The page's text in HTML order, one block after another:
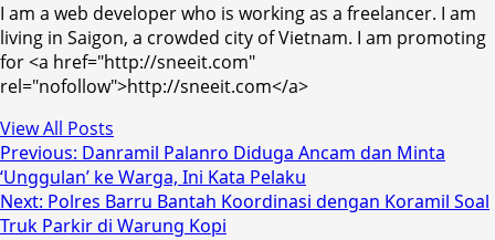
I am a web developer who is working as a freelancer. I am
living in Saigon, a crowded city of Vietnam. I am promoting
for <a href="http://sneeit.com"
rel="nofollow">http://sneeit.com</a>
View All Posts
Post
navigation
Previous: Danramil Palanro Diduga Ancam dan Minta
‘Unggulan’ ke Warga, Ini Kata Pelaku
Next: Polres Barru Bantah Koordinasi dengan Koramil Soal
Truk Parkir di Warung Kopi